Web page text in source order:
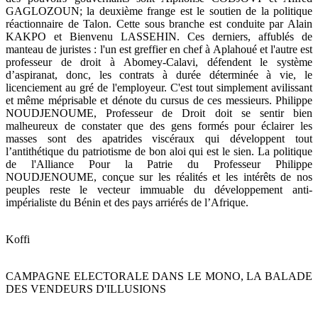
GAGLOZOUN; la deuxième frange est le soutien de la politique
réactionnaire de Talon. Cette sous branche est conduite par Alain
KAKPO et Bienvenu LASSEHIN. Ces derniers, affublés de
manteau de juristes : l'un est greffier en chef à Aplahoué et l'autre est
professeur de droit à Abomey-Calavi, défendent le système
d’aspiranat, donc, les contrats à durée déterminée à vie, le
licenciement au gré de l'employeur. C'est tout simplement avilissant
et même méprisable et dénote du cursus de ces messieurs. Philippe
NOUDJENOUME, Professeur de Droit doit se sentir bien
malheureux de constater que des gens formés pour éclairer les
masses sont des apatrides viscéraux qui développent tout
l’antithétique du patriotisme de bon aloi qui est le sien. La politique
de l'Alliance Pour la Patrie du Professeur Philippe
NOUDJENOUME, conçue sur les réalités et les intérêts de nos
peuples reste le vecteur immuable du développement anti-
impérialiste du Bénin et des pays arriérés de l’Afrique.
Koffi
CAMPAGNE ELECTORALE DANS LE MONO, LA BALADE
DES VENDEURS D'ILLUSIONS